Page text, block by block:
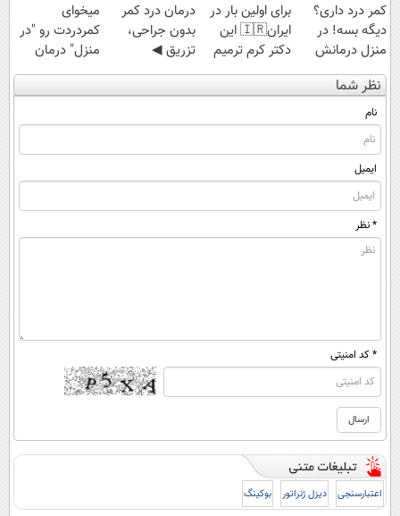
کمر درد داری؟
دیگه بسه! در
منزل درمانش
کن
(◀پرسش‌نامه)
برای اولین بار در
ایران🇮🇷 این
دکتر کرم ترمیم
کننده 23 روزه
ساخت!
درمان درد کمر
بدون جراحی،
تزریق ◀
پرسش‌نامه رو پر
کن ▶
میخوای
کمردردت رو "در
منزل" درمان
کنی؟ (◂فیلم +
◂پرسش‌نامه)
نظر شما
نام
ایمیل
* نظر
* کد امنیتی
اعتبارسنجی دیزل ژنراتور بوکینگ